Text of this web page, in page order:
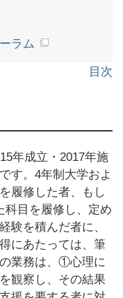
ラム
目次
年成立・2017年施
す。4年制大学およ
履修した者、もし
科目を履修し、定め
験を積んだ者に、
にあたっては、筆
業務は、①心理に
観察し、その結果